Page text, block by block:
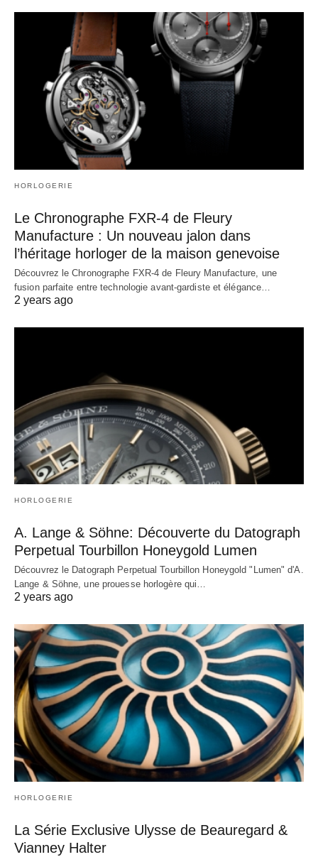
HORLOGERIE
Le Chronographe FXR-4 de Fleury
Manufacture : Un nouveau jalon dans
l’héritage horloger de la maison genevoise
Découvrez le Chronographe FXR-4 de Fleury Manufacture, une
fusion parfaite entre technologie avant-gardiste et élégance…
2 years ago
HORLOGERIE
A. Lange & Söhne: Découverte du Datograph
Perpetual Tourbillon Honeygold Lumen
Découvrez le Datograph Perpetual Tourbillon Honeygold "Lumen" d'A.
Lange & Söhne, une prouesse horlogère qui…
2 years ago
HORLOGERIE
La Série Exclusive Ulysse de Beauregard &
Vianney Halter